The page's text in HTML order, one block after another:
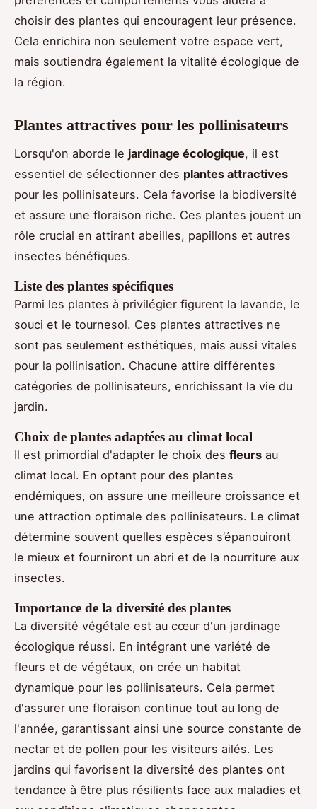
choisir des plantes qui encouragent leur présence.
Cela enrichira non seulement votre espace vert,
mais soutiendra également la vitalité écologique de
la région.
Plantes attractives pour les pollinisateurs
Lorsqu'on aborde le jardinage écologique, il est
essentiel de sélectionner des plantes attractives
pour les pollinisateurs. Cela favorise la biodiversité
et assure une floraison riche. Ces plantes jouent un
rôle crucial en attirant abeilles, papillons et autres
insectes bénéfiques.
Liste des plantes spécifiques
Parmi les plantes à privilégier figurent la lavande, le
souci et le tournesol. Ces plantes attractives ne
sont pas seulement esthétiques, mais aussi vitales
pour la pollinisation. Chacune attire différentes
catégories de pollinisateurs, enrichissant la vie du
jardin.
Choix de plantes adaptées au climat local
Il est primordial d'adapter le choix des fleurs au
climat local. En optant pour des plantes
endémiques, on assure une meilleure croissance et
une attraction optimale des pollinisateurs. Le climat
détermine souvent quelles espèces s’épanouiront
le mieux et fourniront un abri et de la nourriture aux
insectes.
Importance de la diversité des plantes
La diversité végétale est au cœur d'un jardinage
écologique réussi. En intégrant une variété de
fleurs et de végétaux, on crée un habitat
dynamique pour les pollinisateurs. Cela permet
d'assurer une floraison continue tout au long de
l'année, garantissant ainsi une source constante de
nectar et de pollen pour les visiteurs ailés. Les
jardins qui favorisent la diversité des plantes ont
tendance à être plus résilients face aux maladies et